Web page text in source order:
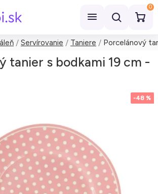
0
Servírovanie Taniere Porcelánový
tanier s bodkami 19 cm -
-48 %